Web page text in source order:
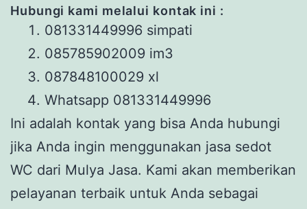
Hubungi kami melalui kontak ini :
081331449996 simpati
085785902009 im3
087848100029 xl
Whatsapp 081331449996
Ini adalah kontak yang bisa Anda hubungi
jika Anda ingin menggunakan jasa sedot
WC dari Mulya Jasa. Kami akan memberikan
pelayanan terbaik untuk Anda sebagai